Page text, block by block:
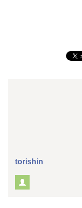
torishin